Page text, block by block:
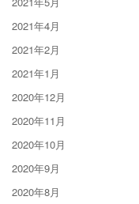
2021年4月
2021年2月
2021年1月
2020年12月
2020年11月
2020年10月
2020年9月
2020年8月